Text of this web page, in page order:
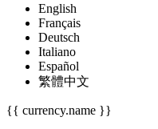
English
Français
Deutsch
Italiano
Español
繁體中文
{{ currency.name }}